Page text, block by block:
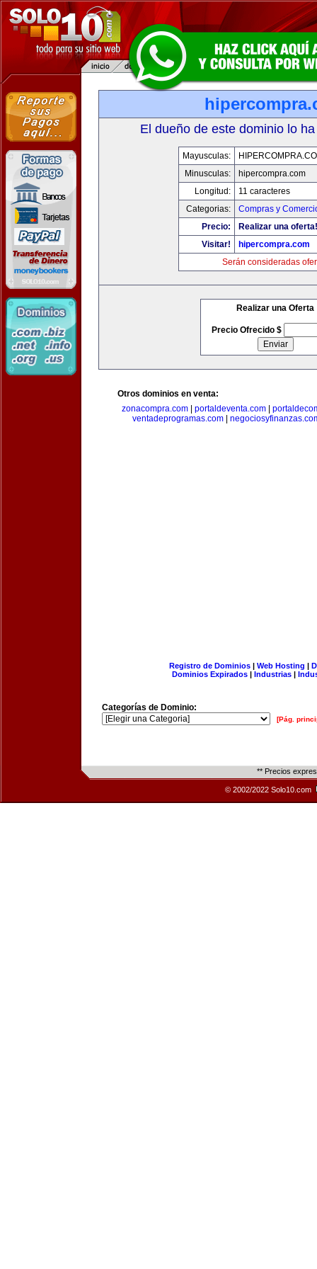
El dueño de este dominio lo
Mayusculas:
Minusculas:
hipercompra.com
Longitud:
11 caracteres
Categorias:
Compras y
Precio:
Realizar una oferta!
Visitar!
hipercompra.com
Serán consideradas
Realizar una Oferta
Precio Ofrecido $
Otros dominios en venta:
zonacompra.com| portaldeventa.com|
ventadeprogramas.com|
Registro de Dominios| Web Hosting |
Dominios Expirados | Industrias |
Categorías de Dominio:
[Pág.
** Precios
© 2002/2022 Solo10.com